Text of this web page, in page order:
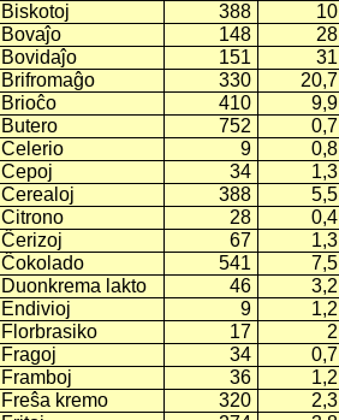
Biskotoj
388
10
Bovaĵo
148
28
Bovidaĵo
151
31
Brifromaĝo
330
20,7
Brioĉo
410
9,9
Butero
752
0,7
Celerio
9
0,8
Cepoj
34
1,3
Cerealoj
388
5,5
Citrono
28
0,4
Ĉerizoj
67
1,3
Ĉokolado
541
7,5
Duonkrema lakto
46
3,2
Endivioj
9
1,2
Florbrasiko
17
2
Fragoj
34
0,7
Framboj
36
1,2
Freŝa kremo
320
2,3